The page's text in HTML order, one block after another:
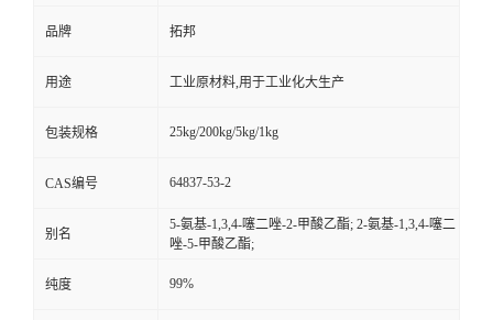
品牌 拓邦
用途 工业原材料,用于工业化大生产
包装规格 25kg/200kg/5kg/1kg
CAS编号 64837-53-2
别名
5-氨基-1,3,4-噻二唑-2-甲酸乙酯; 2-氨基-1,3,4-噻二
唑-5-甲酸乙酯;
纯度 99%